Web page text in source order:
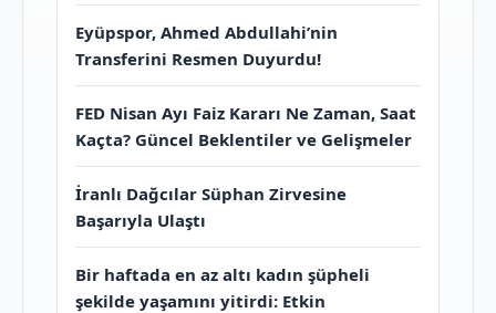
Eyüpspor, Ahmed Abdullahi’nin
Transferini Resmen Duyurdu!
FED Nisan Ayı Faiz Kararı Ne Zaman, Saat
Kaçta? Güncel Beklentiler ve Gelişmeler
İranlı Dağcılar Süphan Zirvesine
Başarıyla Ulaştı
Bir haftada en az altı kadın şüpheli
şekilde yaşamını yitirdi: Etkin